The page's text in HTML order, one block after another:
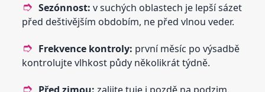
Sezónnost: v suchých oblastech je lepší sázet
před deštivějším obdobím, ne před vlnou veder.
Frekvence kontroly: první měsíc po výsadbě
kontrolujte vlhkost půdy několikrát týdně.